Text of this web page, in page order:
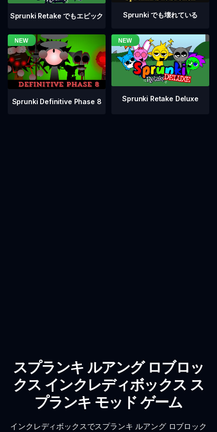
Sprunki Retake でもエピック Sprunki でも壊れている
Sprunki Definitive Phase 8 Sprunki Retake Deluxe
スプランキ ルアング ロブロッ
クス インクレディボックス ス
プランキ モッド ゲーム
インクレディボックスでスプランキ ルアング ロブロック